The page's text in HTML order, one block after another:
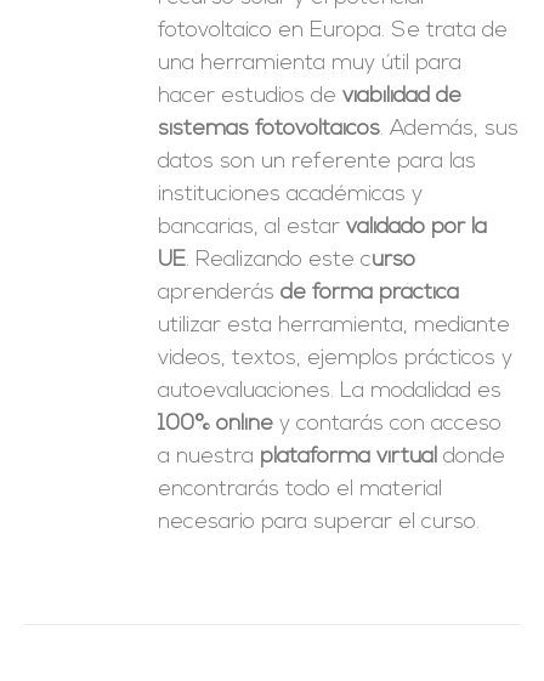
fotovoltaico en Europa. Se trata de
una herramienta muy útil para
hacer estudios deviabilidad de
sistemas fotovoltaicos. Además, sus
datos son un referente para las
instituciones académicas y
bancarias, al estarvalidado por la
UE. Realizando este curso
aprenderásde forma práctica
utilizar esta herramienta, mediante
videos, textos, ejemplos prácticos y
autoevaluaciones. La modalidad es
100% online y contarás con acceso
a nuestra plataforma virtual donde
encontrarás todo el material
necesario para superar el curso.